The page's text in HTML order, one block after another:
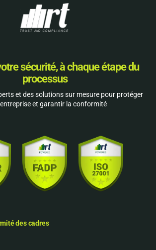
sécurité, à chaque étape du
processus
et des solutions sur mesure pour protéger
et garantir la conformité
des cadres